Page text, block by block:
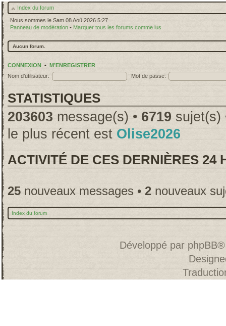
Index du forum
Nous sommes le Sam 08 Aoû 2026 5:27
Panneau de modération • Marquer tous les forums comme lus
Aucun forum.
CONNEXION • M’ENREGISTRER
Nom d’utilisateur:
Mot de passe:
STATISTIQUES
203603 message(s) • 6719 sujet(s)
le plus récent est Olise2026
ACTIVITÉ DE CES DERNIÈRES 24
25 nouveaux messages • 2 nouveaux
Index du forum
Développé par phpBB®